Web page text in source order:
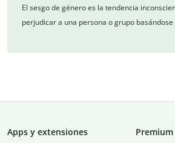
El sesgo de género es la tendencia
perjudicar a una persona o grupo
Apps y extensiones
Premium